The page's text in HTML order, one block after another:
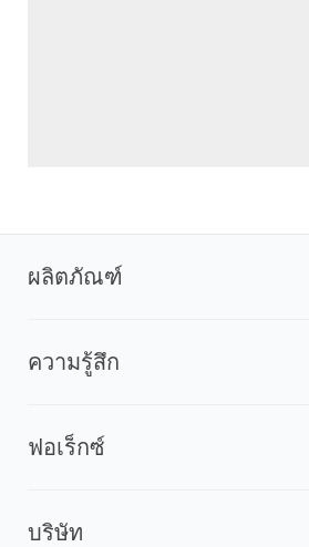
ผลิตภัณฑ์
ความรู้สึก
ฟอเร็กซ์
บริษัท